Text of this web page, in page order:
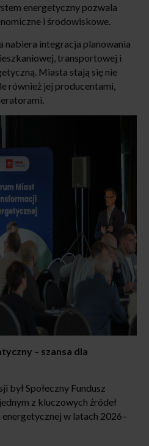
energetyczny pozwala
i środowiskowe.
nabiera integracja planowania
transportowej i
Miasta stają się nie
również jej producentami,
– szansa dla
był Społeczny Fundusz
z kluczowych źródeł
w latach 2026–